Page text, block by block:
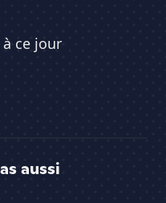
ce jour
aussi